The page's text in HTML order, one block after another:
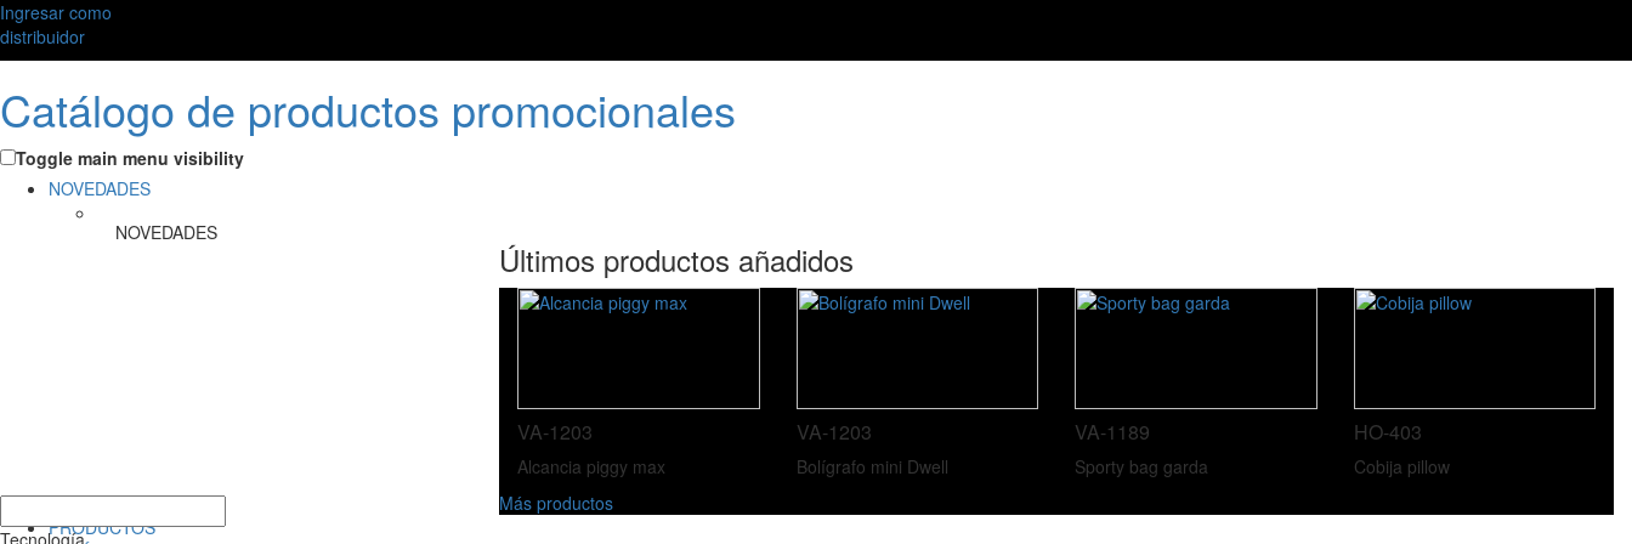
Ingresar como
distribuidor
Catálogo de productos promocionales
Toggle main menu visibility
NOVEDADES
NOVEDADES
Últimos productos añadidos
VA-1203
Alcancia piggy max
VA-1203
Bolígrafo mini Dwell
VA-1189
Sporty bag garda
HO-403
Cobija pillow
Más productos
PRODUCTOS
Tecnología